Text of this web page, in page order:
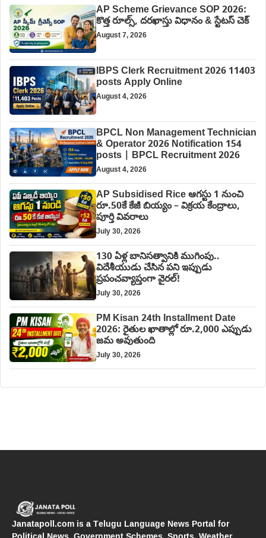
AP Scheme Grievance SOP 2026:
కొత్త రూల్స్, దరఖాస్తు విధానం & స్టేటస్ చెక్
August 7, 2026
IBPS Clerk Recruitment 2026 11403
posts Apply Online
August 4, 2026
BPCL Non Management Technician
& Operator 2026 Notification 154
posts | BPCL Recruitment 2026
August 4, 2026
AP Subsidised Rice ఆగస్టు 1 నుంచి
రూ.50కే కేజీ బియ్యం – విక్రయ కేంద్రాలు,
పూర్తి వివరాలు
July 30, 2026
130 ఏళ్ల బానిసత్వానికి ముగింపు..
విదేశీయుడు చేసిన పని ఇప్పుడు
ప్రపంచవ్యాప్తంగా వైరల్!
July 30, 2026
PM Kisan 24th Installment Date
2026: రైతుల ఖాతాల్లో రూ.2,000 ఎప్పుడు
జమ అవుతుంది
July 30, 2026
Janatapoll.com is a Telugu Language News Portal for